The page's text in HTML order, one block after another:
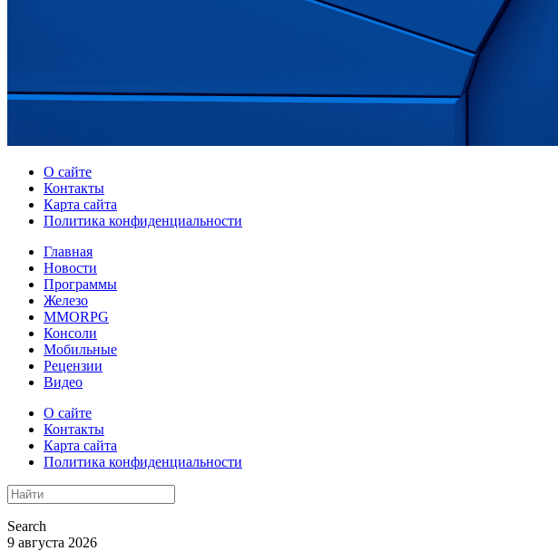
О сайте
Контакты
Карта сайта
Политика конфиденциальности
Главная
Новости
Программы
Железо
MMORPG
Консоли
Мобильные
Рецензии
Видео
О сайте
Контакты
Карта сайта
Политика конфиденциальности
Search
9 августа 2026